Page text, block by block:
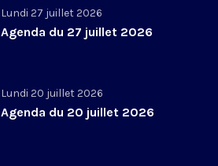
Lundi 27 juillet 2026
Agenda du 27 juillet 2026
Lundi 20 juillet 2026
Agenda du 20 juillet 2026